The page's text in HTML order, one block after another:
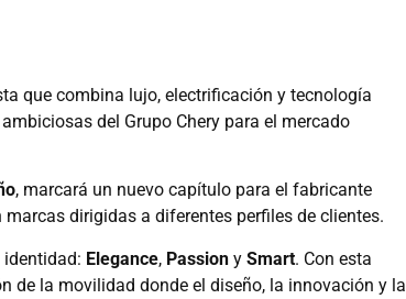
que combina lujo, electrificación y tecnología
del Grupo Chery para el mercado
, marcará un nuevo capítulo para el fabricante
dirigidas a diferentes perfiles de clientes.
identidad: Elegance, Passion y Smart. Con esta
de la movilidad donde el diseño, la innovación y la